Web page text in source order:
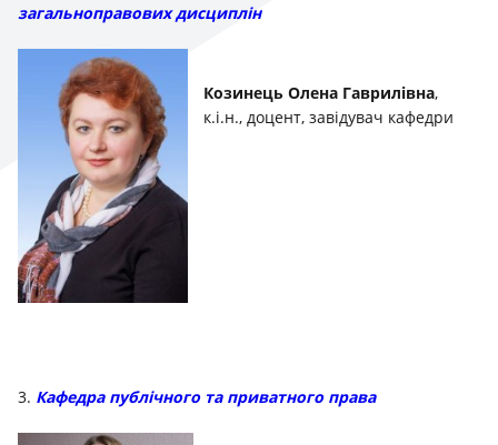
загальноправових дисциплін
Козинець Олена Гаврилівна,
к.і.н., доцент, завідувач кафедри
3. Кафедра публічного та приватного права